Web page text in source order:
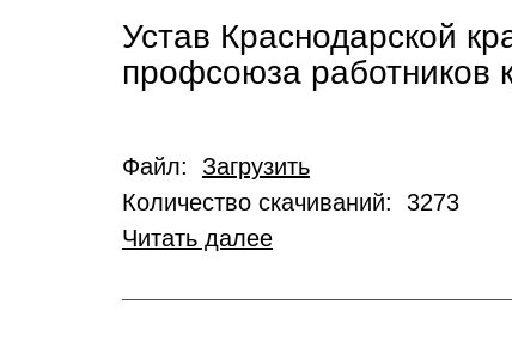
Устав Краснодарской
профсоюза работников
Файл: Загрузить
Количество скачиваний: 3273
Читать далее